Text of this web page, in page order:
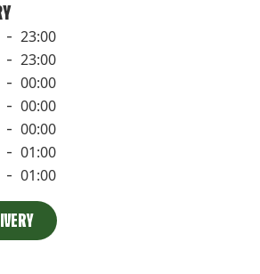
- 23:00
- 23:00
- 00:00
- 00:00
- 00:00
- 01:00
- 01:00